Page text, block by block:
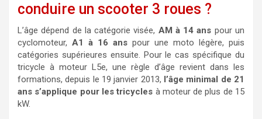
conduire un scooter 3 roues ?
L’âge dépend de la catégorie visée, AM à 14 ans pour un
cyclomoteur, A1 à 16 ans pour une moto légère, puis
catégories supérieures ensuite. Pour le cas spécifique du
tricycle à moteur L5e, une règle d’âge revient dans les
formations, depuis le 19 janvier 2013, l’âge minimal de 21
ans s’applique pour les tricycles à moteur de plus de 15
kW.